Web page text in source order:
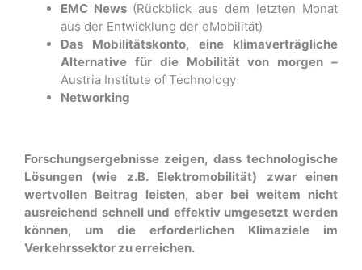
EMC News (Rückblick aus dem letzten Monat
aus der Entwicklung der eMobilität)
Das Mobilitätskonto, eine klimaverträgliche
Alternative für die Mobilität von morgen –
Austria Institute of Technology
Networking
Forschungsergebnisse zeigen, dass technologische
Lösungen (wie z.B. Elektromobilität) zwar einen
wertvollen Beitrag leisten, aber bei weitem nicht
ausreichend schnell und effektiv umgesetzt werden
können, um die erforderlichen Klimaziele im
Verkehrssektor zu erreichen.